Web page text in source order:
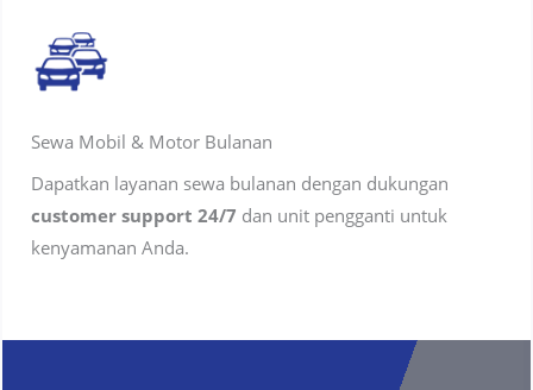
Sewa Mobil & Motor Bulanan
Dapatkan layanan sewa bulanan dengan dukungan
customer support 24/7 dan unit pengganti untuk
kenyamanan Anda.